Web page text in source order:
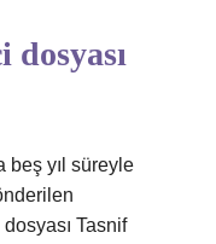
beş yıl süreyle
Tasnif